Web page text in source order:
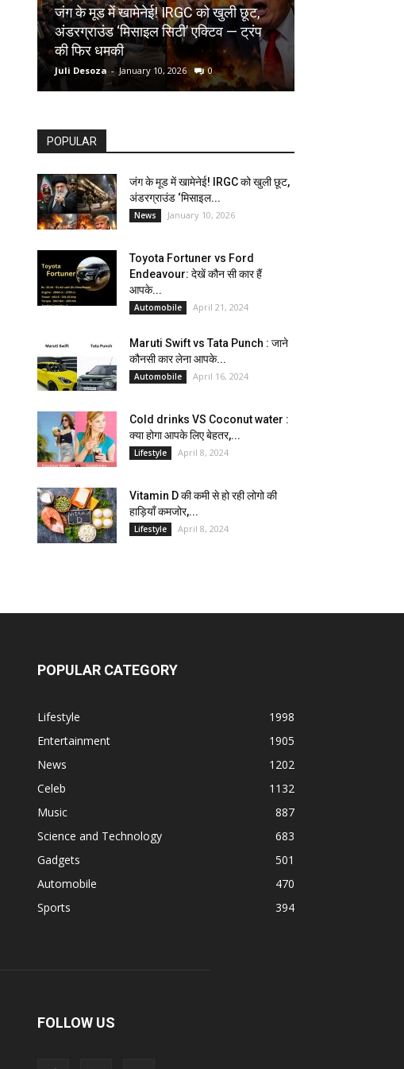
जंग के मूड में खामेनेई! IRGC को खुली छूट,
अंडरग्राउंड ‘मिसाइल सिटी’ एक्टिव — ट्रंप
की फिर धमकी
Juli Desoza - January 10, 2026 0
POPULAR
जंग के मूड में खामेनेई! IRGC को खुली छूट,
अंडरग्राउंड ‘मिसाइल...
News January 10, 2026
Toyota Fortuner vs Ford
Endeavour: देखें कौन सी कार हैं
आपके...
Automobile April 21, 2024
Maruti Swift vs Tata Punch : जाने
कौनसी कार लेना आपके...
Automobile April 16, 2024
Cold drinks VS Coconut water :
क्या होगा आपके लिए बेहतर,...
Lifestyle April 8, 2024
Vitamin D की कमी से हो रही लोगो की
हाड़ियाँ कमजोर,...
Lifestyle April 8, 2024
POPULAR CATEGORY
Lifestyle
1998
Entertainment
1905
News
1202
Celeb
1132
Music
887
Science and Technology
683
Gadgets
501
Automobile
470
Sports
394
FOLLOW US